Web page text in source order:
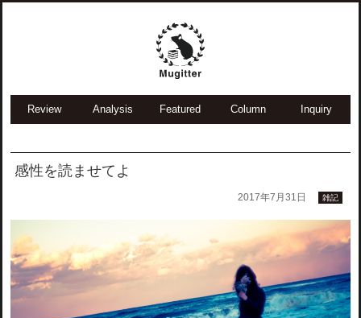
Review Analysis Featured Column Inquiry
感性を読ませてよ
2017年7月31日 雑記